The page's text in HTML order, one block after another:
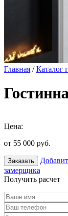
Главная /Каталог
Цена:
от 55 000 руб.
Заказать
замерщика
Получить расчет